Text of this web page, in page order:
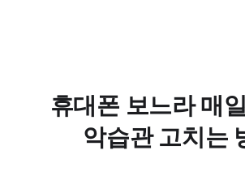
휴대폰 보느라 매
악습관 고치는